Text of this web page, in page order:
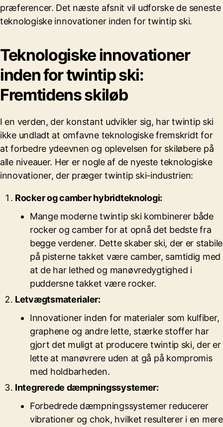
præferencer. Det næste afsnit vil udforske de seneste
teknologiske innovationer inden for twintip ski.
Teknologiske innovationer
inden for twintip ski:
Fremtidens skiløb
I en verden, der konstant udvikler sig, har twintip ski
ikke undladt at omfavne teknologiske fremskridt for
at forbedre ydeevnen og oplevelsen for skiløbere på
alle niveauer. Her er nogle af de nyeste teknologiske
innovationer, der præger twintip ski-industrien:
Rocker og camber hybridteknologi:
Mange moderne twintip ski kombinerer både
rocker og camber for at opnå det bedste fra
begge verdener. Dette skaber ski, der er stabile
på pisterne takket være camber, samtidig med
at de har lethed og manøvredygtighed i
puddersne takket være rocker.
Letvægtsmaterialer:
Innovationer inden for materialer som kulfiber,
graphene og andre lette, stærke stoffer har
gjort det muligt at producere twintip ski, der er
lette at manøvrere uden at gå på kompromis
med holdbarheden.
Integrerede dæmpningssystemer:
Forbedrede dæmpningssystemer reducerer
vibrationer og chok, hvilket resulterer i en mere